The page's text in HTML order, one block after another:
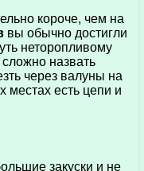
короче, чем на
вы обычно достигли
неторопливому
назвать
через валуны на
местах есть цепи и
закуски и не